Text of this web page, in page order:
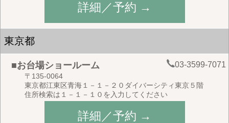
詳細／予約 →
東京都
■お台場ショールーム 03-3599-7071
〒135-0064
東京都江東区青海１－１－２０ダイバーシティ東京５階
住所検索は１－１－１０を入力してください
詳細／予約 →